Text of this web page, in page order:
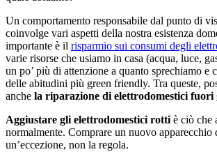
Un comportamento responsabile dal punto di
coinvolge vari aspetti della nostra esistenza
importante è il risparmio sui consumi degli
varie risorse che usiamo in casa (acqua, luce,
un po’ più di attenzione a quanto sprechiamo e
delle abitudini più green friendly. Tra queste,
anche la riparazione di elettrodomestici fuori
Aggiustare gli elettrodomestici rotti è ciò che
normalmente. Comprare un nuovo apparecchio
un’eccezione, non la regola.